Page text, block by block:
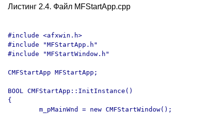
Листинг 2.4. Файл MFStartApp.cpp
#include <afxwin.h>
#include "MFStartApp.h"
#include "MFStartWindow.h"
CMFStartApp MFStartApp;
BOOL CMFStartApp::InitInstance()
{